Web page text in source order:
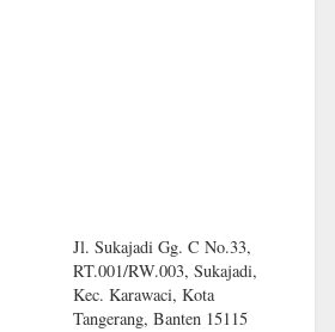
Jl. Sukajadi Gg. C No.33,
RT.001/RW.003, Sukajadi,
Kec. Karawaci, Kota
Tangerang, Banten 15115